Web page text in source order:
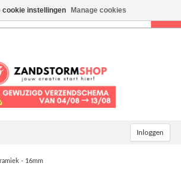
Inloggen
- 16mm
cookie instellingen Manage cookies